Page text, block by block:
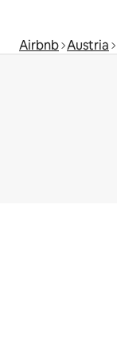
Airbnb Austria